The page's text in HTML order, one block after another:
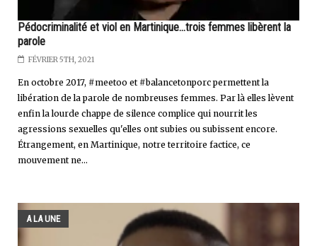
Pédocriminalité et viol en Martinique...trois femmes libèrent la
parole
FÉVRIER 5TH, 2021
En octobre 2017, #meetoo et #balancetonporc permettent la
libération de la parole de nombreuses femmes. Par là elles lèvent
enfin la lourde chappe de silence complice qui nourrit les
agressions sexuelles qu'elles ont subies ou subissent encore.
Étrangement, en Martinique, notre territoire factice, ce
mouvement ne...
A LA UNE